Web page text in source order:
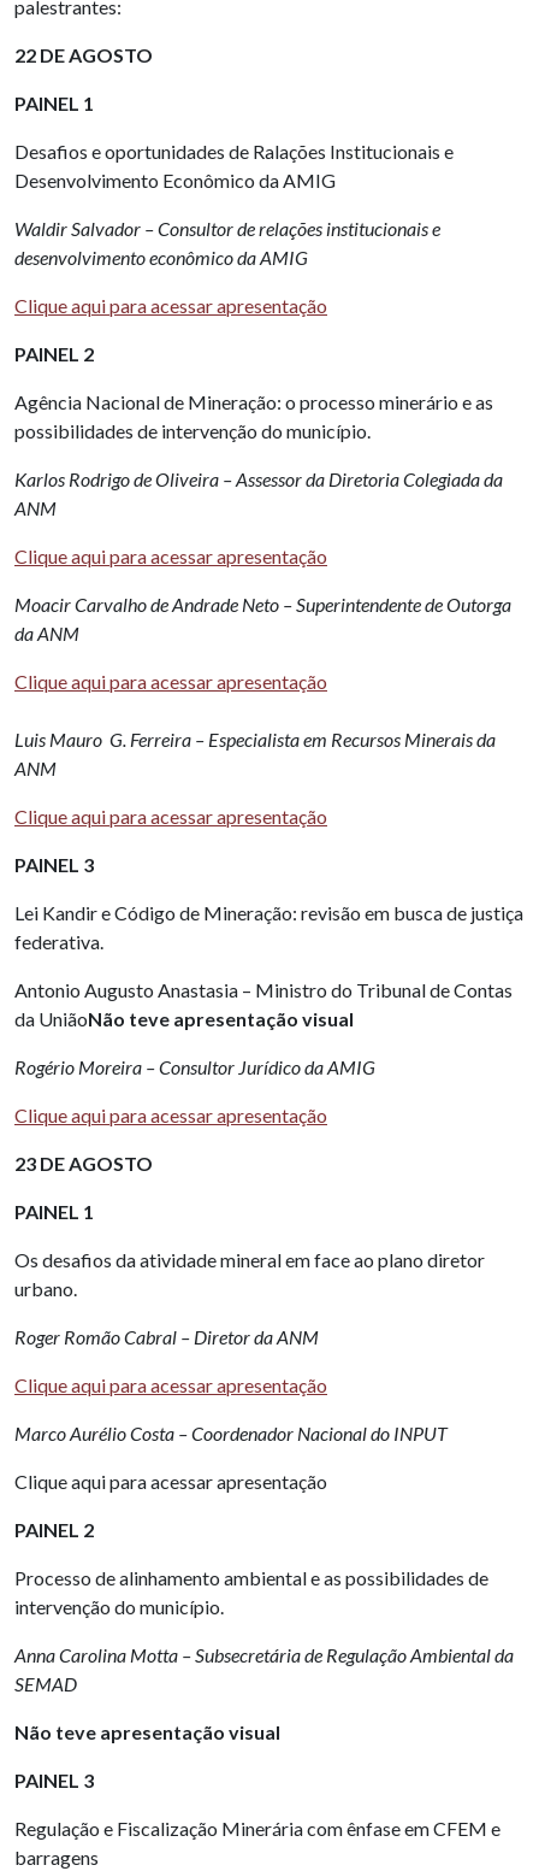
palestrantes:
22 DE AGOSTO
PAINEL 1
Desafios e oportunidades de Ralações Institucionais e
Desenvolvimento Econômico da AMIG
Waldir Salvador – Consultor de relações institucionais e
desenvolvimento econômico da AMIG
Clique aqui para acessar apresentação
PAINEL 2
Agência Nacional de Mineração: o processo minerário e as
possibilidades de intervenção do município.
Karlos Rodrigo de Oliveira – Assessor da Diretoria Colegiada da
ANM
Clique aqui para acessar apresentação
Moacir Carvalho de Andrade Neto – Superintendente de Outorga
da ANM
Clique aqui para acessar apresentação
Luis Mauro G. Ferreira – Especialista em Recursos Minerais da
ANM
Clique aqui para acessar apresentação
PAINEL 3
Lei Kandir e Código de Mineração: revisão em busca de justiça
federativa.
Antonio Augusto Anastasia – Ministro do Tribunal de Contas
da UniãoNão teve apresentação visual
Rogério Moreira – Consultor Jurídico da AMIG
Clique aqui para acessar apresentação
23 DE AGOSTO
PAINEL 1
Os desafios da atividade mineral em face ao plano diretor
urbano.
Roger Romão Cabral – Diretor da ANM
Clique aqui para acessar apresentação
Marco Aurélio Costa – Coordenador Nacional do INPUT
Clique aqui para acessar apresentação
PAINEL 2
Processo de alinhamento ambiental e as possibilidades de
intervenção do município.
Anna Carolina Motta – Subsecretária de Regulação Ambiental da
SEMAD
Não teve apresentação visual
PAINEL 3
Regulação e Fiscalização Minerária com ênfase em CFEM e
barragens